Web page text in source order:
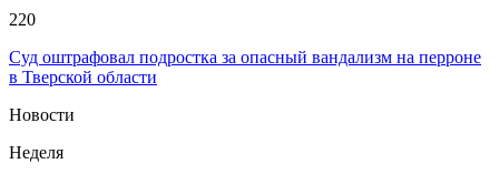
220
Суд оштрафовал подростка за опасный вандализм на перроне
в Тверской области
Новости
Неделя